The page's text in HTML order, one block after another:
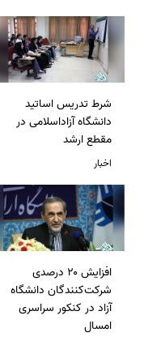
شرط تدریس اساتید
دانشگاه آزاداسلامی در
مقطع ارشد
اخبار
افزایش ۲۰ درصدی
شرکت‌کنندگان دانشگاه
آزاد در کنکور سراسری
امسال